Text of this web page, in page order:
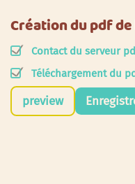
Création du pdf
Contact du serveur
Téléchargement du
preview